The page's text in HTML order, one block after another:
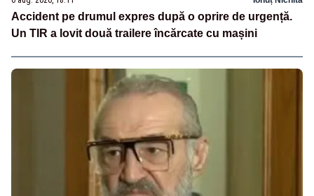
Accident pe drumul expres după o oprire de urgență.
Un TIR a lovit două trailere încărcate cu mașini